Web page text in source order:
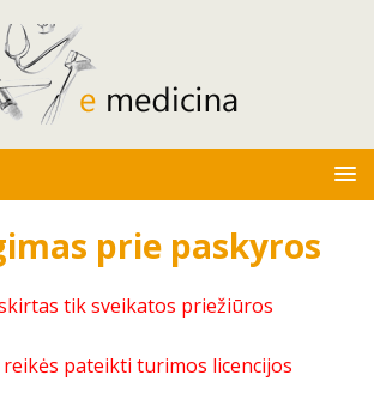
prie paskyros
tik sveikatos priežiūros
pateikti turimos licencijos